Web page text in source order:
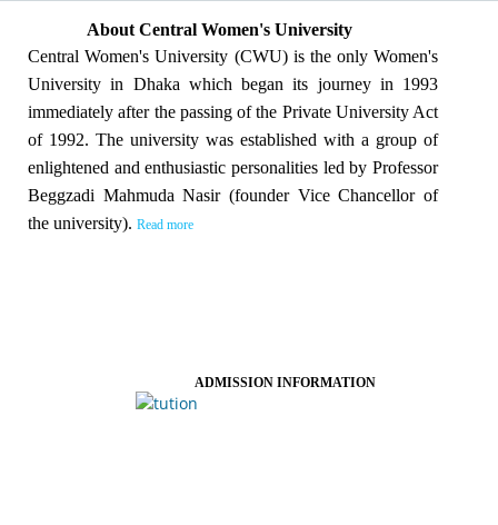
About Central Women's University
Central Women's University (CWU) is the only Women's
University in Dhaka which began its journey in 1993
immediately after the passing of the Private University Act
of 1992. The university was established with a group of
enlightened and enthusiastic personalities led by Professor
Beggzadi Mahmuda Nasir (founder Vice Chancellor of
the university). Read more
ADMISSION INFORMATION